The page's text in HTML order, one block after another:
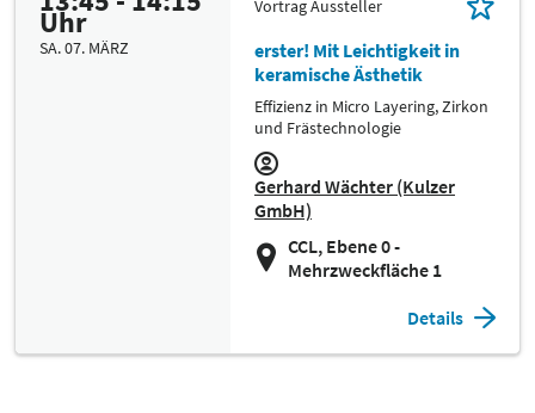
Uhr
SA. 07. MÄRZ
Vortrag Aussteller
erster! Mit Leichtigkeit in
keramische Ästhetik
Effizienz in Micro Layering, Zirkon
und Frästechnologie
Gerhard Wächter (Kulzer
GmbH)
CCL, Ebene 0 -
Mehrzweckfläche 1
Details